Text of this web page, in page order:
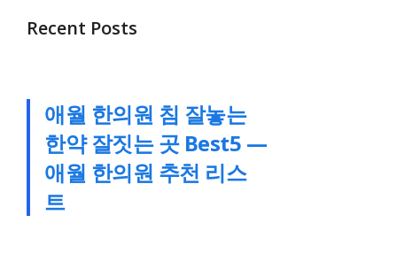
Recent Posts
애월 한의원 침 잘놓는
한약 잘짓는 곳 Best5 —
애월 한의원 추천 리스
트